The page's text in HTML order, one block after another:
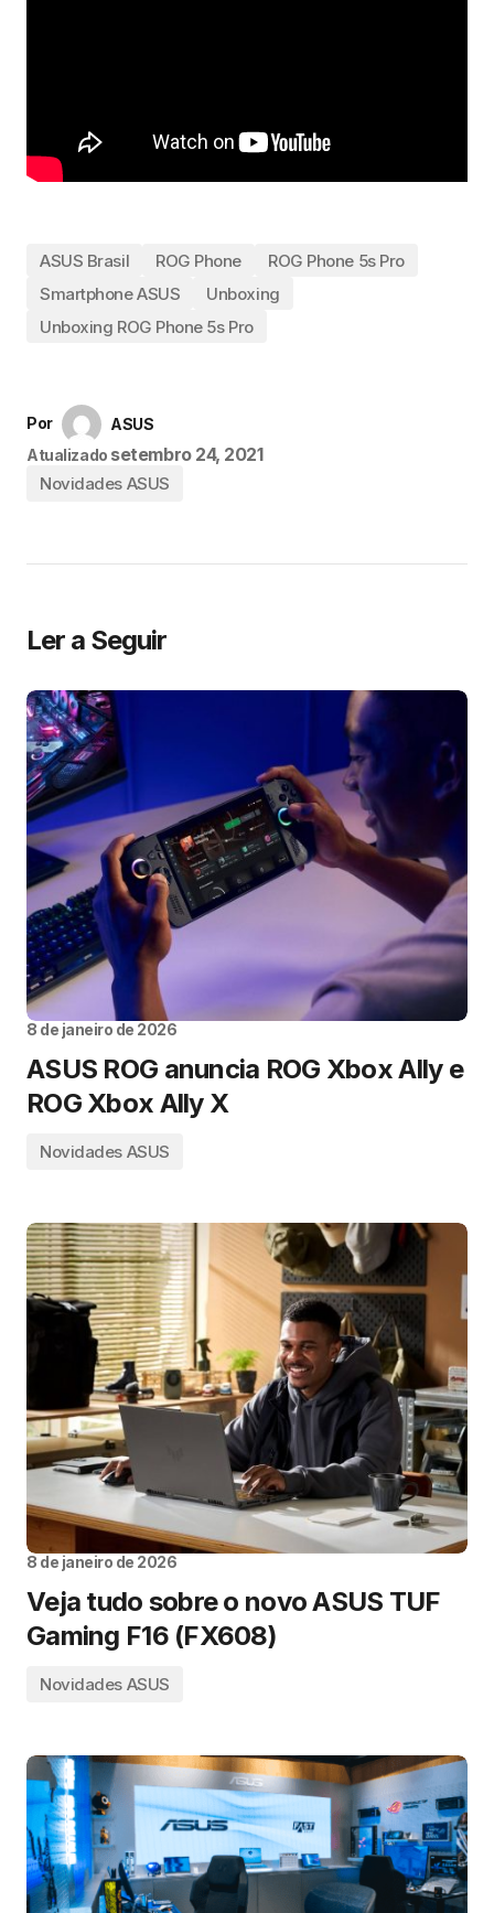
ASUS Brasil ROG Phone
ROG Phone 5s Pro
Smartphone ASUS
Unboxing
Unboxing ROG Phone 5s Pro
Por
ASUS
Atualizado setembro 24, 2021
Novidades ASUS
Ler a Seguir
8 de janeiro de 2026
ASUS ROG anuncia ROG Xbox Ally e
ROG Xbox Ally X
Novidades ASUS
8 de janeiro de 2026
Veja tudo sobre o novo ASUS TUF
Gaming F16 (FX608)
Novidades ASUS